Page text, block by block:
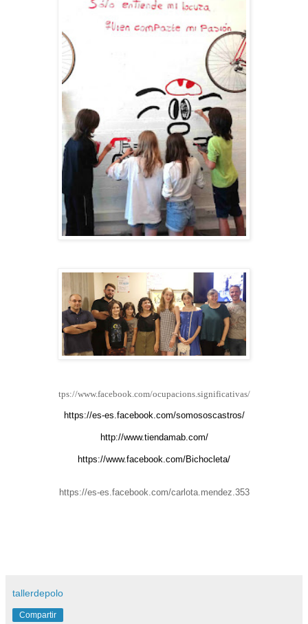
tps://www.facebook.com/ocupacions.significativas/
https://es-es.facebook.com/somososcastros/
http://www.tiendamab.com/
https://www.facebook.com/Bichocleta/
https://es-es.facebook.com/carlota.mendez.353
tallerdepolo
Compartir